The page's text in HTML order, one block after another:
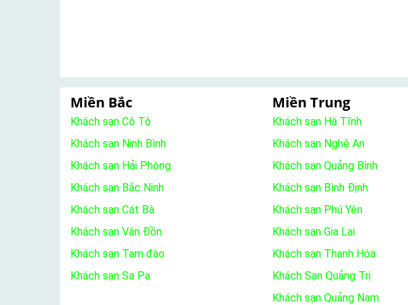
Miền Bắc
Khách sạn Cô Tô
Khách sạn Ninh Bình
Khách sạn Hải Phòng
Khách sạn Bắc Ninh
Khách sạn Cát Bà
Khách sạn Vân Đồn
Khách sạn Tam đào
Khách sạn Sa Pa
Miền Trung
Khách sạn Hà Tĩnh
Khách sạn Nghệ An
Khách sạn Quảng Bình
Khách sạn Bình Định
Khách sạn Phú Yên
Khách sạn Gia Lai
Khách sạn Thanh Hóa
Khách Sạn Quảng Trị
Khách sạn Quảng Nam